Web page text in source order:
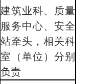
建筑业科、质量
服务中心、安全
站牵头，相关科
室（单位）分别
负责